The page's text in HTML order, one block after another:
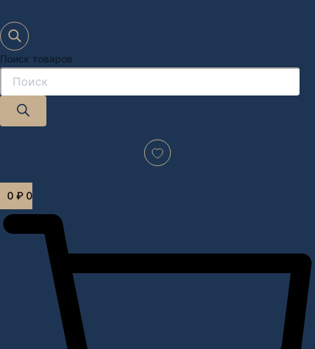
Поиск товаров
0 ₽ 0
Дизайн-проект "под ключ" в Москве